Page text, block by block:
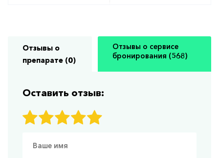
Отзывы о
препарате (0)
Отзывы о сервисе
бронирования (568)
Оставить отзыв: